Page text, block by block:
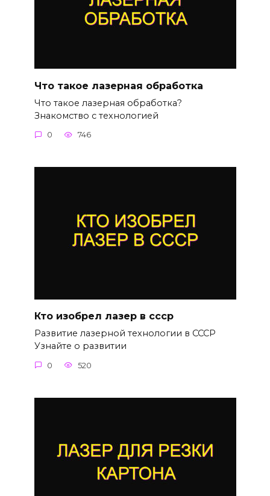
Что такое лазерная обработка
Что такое лазерная обработка?
Знакомство с технологией
0 746
Кто изобрел лазер в ссср
Развитие лазерной технологии в СССР
Узнайте о развитии
0 520